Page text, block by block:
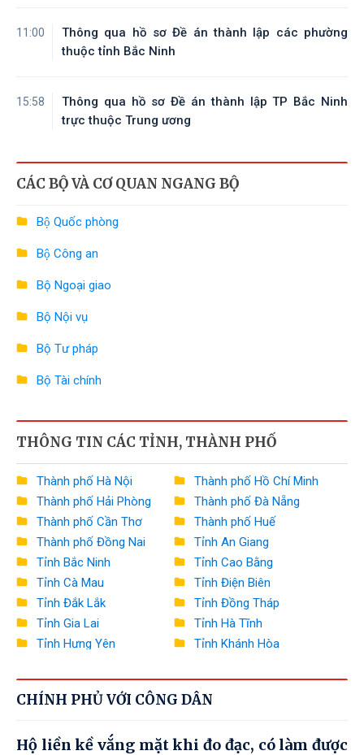
11:00
Thông qua hồ sơ Đề án thành lập các phường
thuộc tỉnh Bắc Ninh
15:58
Thông qua hồ sơ Đề án thành lập TP Bắc Ninh
trực thuộc Trung ương
CÁC BỘ VÀ CƠ QUAN NGANG BỘ
Bộ Quốc phòng
Bộ Công an
Bộ Ngoại giao
Bộ Nội vụ
Bộ Tư pháp
Bộ Tài chính
Bộ Nông nghiệp và Môi trường
Bộ Xây dựng
Bộ Văn hóa, Thể thao và Du lịch
Bộ Khoa học và Công nghệ
Bộ Giáo dục và Đào tạo
Bộ Y tế
Bộ Dân tộc và Tôn giáo
Ngân hàng Nhà nước Việt Nam
THÔNG TIN CÁC TỈNH, THÀNH PHỐ
Thành phố Hà Nội
Thành phố Hồ Chí Minh
Thành phố Hải Phòng
Thành phố Đà Nẵng
Thành phố Cần Thơ
Thành phố Huế
Thành phố Đồng Nai
Tỉnh An Giang
Tỉnh Bắc Ninh
Tỉnh Cao Bằng
Tỉnh Cà Mau
Tỉnh Điện Biên
Tỉnh Đắk Lắk
Tỉnh Đồng Tháp
Tỉnh Gia Lai
Tỉnh Hà Tĩnh
Tỉnh Hưng Yên
Tỉnh Khánh Hòa
Tỉnh Lâm Đồng
Tỉnh Lạng Sơn
Tỉnh Nghệ An
Tỉnh Ninh Bình
Tỉnh Quảng Ninh
Tỉnh Quảng Trị
CHÍNH PHỦ VỚI CÔNG DÂN
Hộ liền kề vắng mặt khi đo đạc, có làm được